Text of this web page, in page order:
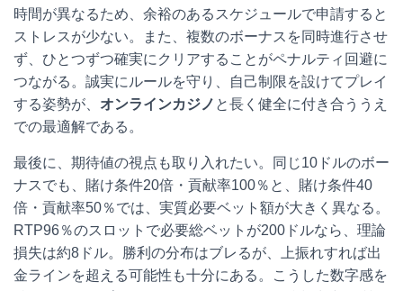
時間が異なるため、余裕のあるスケジュールで申請すると
ストレスが少ない。また、複数のボーナスを同時進行させ
ず、ひとつずつ確実にクリアすることがペナルティ回避に
つながる。誠実にルールを守り、自己制限を設けてプレイ
する姿勢が、 オンラインカジノ と長く健全に付き合ううえ
での最適解である。
最後に、期待値の視点も取り入れたい。同じ10ドルのボー
ナスでも、賭け条件20倍・貢献率100％と、賭け条件40
倍・貢献率50％では、実質必要ベット額が大きく異なる。
RTP96％のスロットで必要総ベットが200ドルなら、理論
損失は約8ドル。勝利の分布はブレるが、上振れすれば出
金ラインを超える可能性も十分にある。こうした数字感を